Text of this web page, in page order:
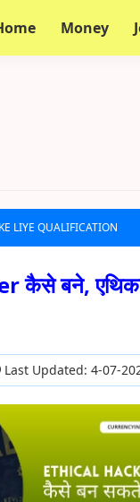
Money
LIYE QUALIFICATION
कैसे बने,
Last Updated: 4-07-